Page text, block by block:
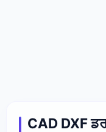
CAD DXF